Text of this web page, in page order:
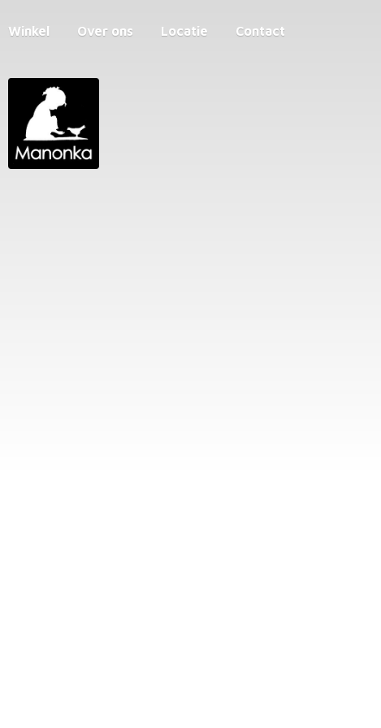
Winkel Over ons Locatie Contact